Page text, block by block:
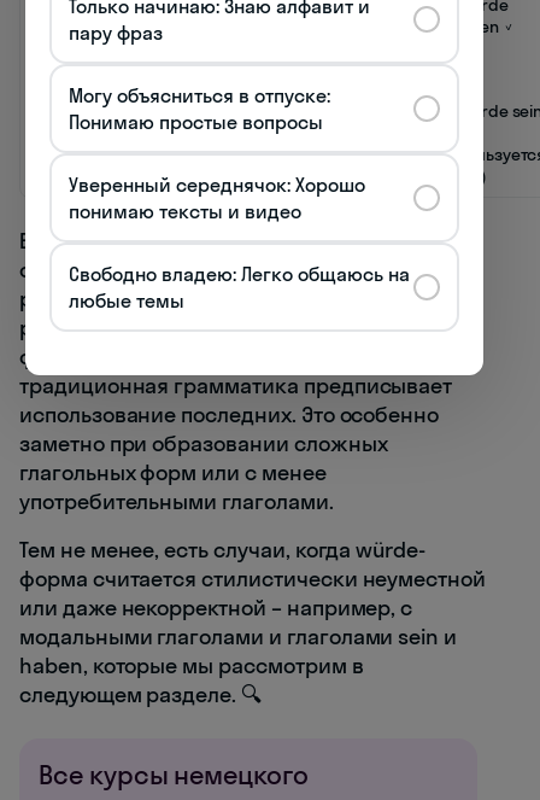
kommen
(приходить)
ich kam
ich käme ✓
Präteritum)
ich würde
kommen ✓
sein (быть)
(отличается
от
Präteritum)
ich würde
редко)
В современном немецком языке würde-
форма приобретает всё большее
распространение, особенно в разговорной
речи, где она вытесняет синтетические
формы Konjunktiv II даже в тех случаях, где
традиционная грамматика предписывает
использование последних. Это особенно
заметно при образовании сложных
глагольных форм или с менее
употребительными глаголами.
Тем не менее, есть случаи, когда würde-
форма считается стилистически неуместной
или даже некорректной – например, с
модальными глаголами и глаголами sein и
haben, которые мы рассмотрим в
следующем разделе. 🔍
Все курсы немецкого
Только начинаю: Знаю алфавит и
пару фраз
Могу объясниться в отпуске:
Понимаю простые вопросы
Уверенный середнячок: Хорошо
понимаю тексты и видео
Свободно владею: Легко общаюсь на
любые темы